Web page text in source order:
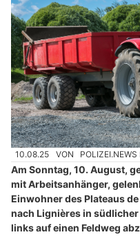
10.08.25 VON
Am Sonntag, 10. August,
mit Arbeitsanhänger,
Einwohner des Plateaus
nach Lignières in
links auf einen Feldweg